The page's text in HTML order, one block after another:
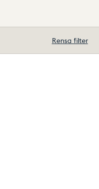
Rensa filter